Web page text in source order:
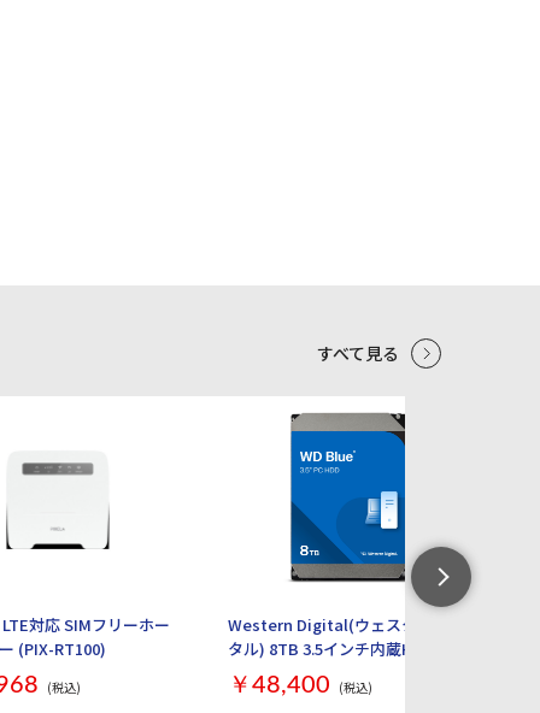
すべて見る
対応 SIMフリーホー
(PIX-RT100)
(税込)
Western Digital(ウェスタンデジ
タル) 8TB 3.5インチ内蔵HDD WD
Blue WD80EAAZ
￥48,400 (税込)